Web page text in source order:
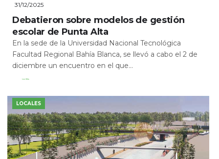
31/12/2025
Debatieron sobre modelos de gestión
escolar de Punta Alta
En la sede de la Universidad Nacional Tecnológica
Facultad Regional Bahía Blanca, se llevó a cabo el 2 de
diciembre un encuentro en el que...
Leer Más
LOCALES